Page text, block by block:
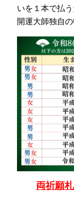
いを１本で払
開運大師独自
両祈願